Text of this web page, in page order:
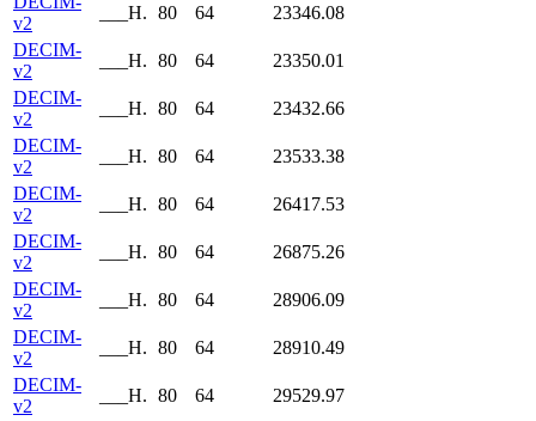
v2
___H. 80 64
23346.08
DECIM-
v2
___H. 80 64
23350.01
DECIM-
v2
___H. 80 64
23432.66
DECIM-
v2
___H. 80 64
23533.38
DECIM-
v2
___H. 80 64
26417.53
DECIM-
v2
___H. 80 64
26875.26
DECIM-
v2
___H. 80 64
28906.09
DECIM-
v2
___H. 80 64
28910.49
DECIM-
v2
___H. 80 64
29529.97